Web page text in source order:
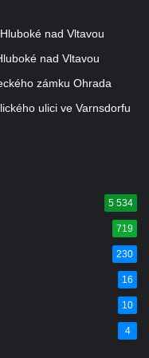
na
nad Vltavou
nad Vltavou
zámku Ohrada
ulici ve Varnsdorfu
5 534
719
230
16
10
4